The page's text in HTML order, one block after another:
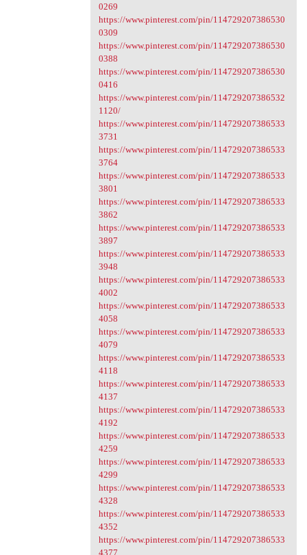
0269
https://www.pinterest.com/pin/114729207386530
0309
https://www.pinterest.com/pin/114729207386530
0388
https://www.pinterest.com/pin/114729207386530
0416
https://www.pinterest.com/pin/114729207386532
1120/
https://www.pinterest.com/pin/114729207386533
3731
https://www.pinterest.com/pin/114729207386533
3764
https://www.pinterest.com/pin/114729207386533
3801
https://www.pinterest.com/pin/114729207386533
3862
https://www.pinterest.com/pin/114729207386533
3897
https://www.pinterest.com/pin/114729207386533
3948
https://www.pinterest.com/pin/114729207386533
4002
https://www.pinterest.com/pin/114729207386533
4058
https://www.pinterest.com/pin/114729207386533
4079
https://www.pinterest.com/pin/114729207386533
4118
https://www.pinterest.com/pin/114729207386533
4137
https://www.pinterest.com/pin/114729207386533
4192
https://www.pinterest.com/pin/114729207386533
4259
https://www.pinterest.com/pin/114729207386533
4299
https://www.pinterest.com/pin/114729207386533
4328
https://www.pinterest.com/pin/114729207386533
4352
https://www.pinterest.com/pin/114729207386533
4377